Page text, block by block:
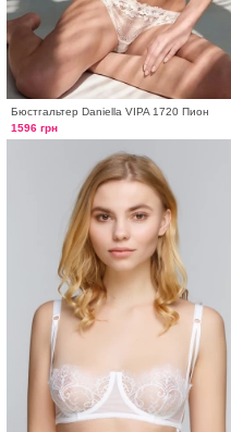
Бюстгальтер Daniella VIPA 1720 Пион
1596 грн